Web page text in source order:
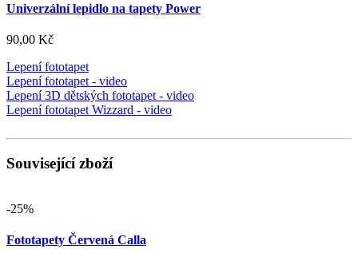
Univerzální lepidlo na tapety Power
90,00 Kč
Lepení fototapet
Lepení fototapet - video
Lepení 3D dětských fototapet - video
Lepení fototapet Wizzard - video
Související zboží
-25%
Fototapety Červená Calla